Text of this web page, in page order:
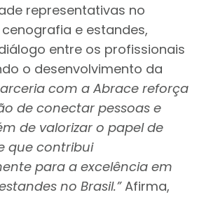
representativas no
e estandes,
entre os profissionais
o desenvolvimento da
com a Abrace reforça
de conectar pessoas e
de valorizar o papel de
que contribui
para a excelência em
no Brasil.”Afirma,